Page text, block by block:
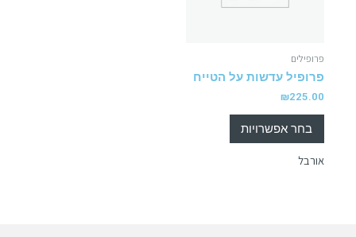
פרופילים
פרופיל עדשות על הטייח
₪225.00
בחר אפשרויות
אורבל